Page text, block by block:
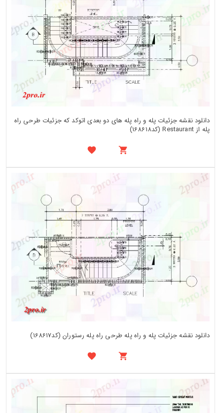
دانلود نقشه جزئیات پله و راه پله های دو بعدی اتوکد که جزئیات طرحی راه
پله از Restaurant (کد168618)
دانلود نقشه جزئیات پله و راه پله طرحی راه پله رستوران (کد168617)